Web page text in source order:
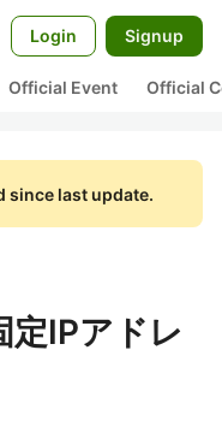
Login Signup
Official Event Official
since last update.
定IPアドレ